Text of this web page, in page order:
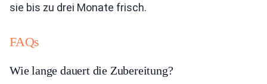
sie bis zu drei Monate frisch.
FAQs
Wie lange dauert die Zubereitung?